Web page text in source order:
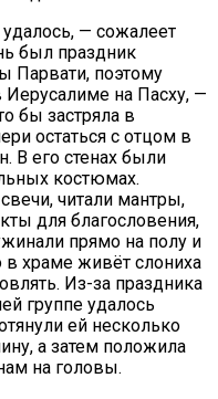
— сожалеет
был праздник
Парвати, поэтому
Иерусалиме на Пасху, —
бы застряла в
остаться с отцом в
В его стенах были
костюмах.
читали мантры,
для благословения,
прямо на полу и
в храме живёт слониха
Из-за праздника
группе удалось
ей несколько
а затем положила
на головы.